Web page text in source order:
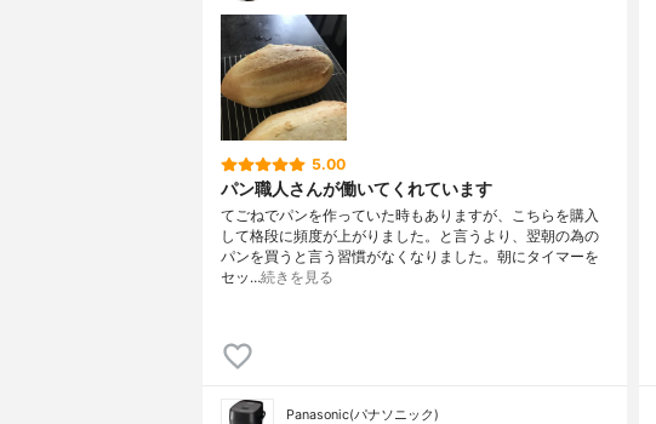
5.00
パン職人さんが働いてくれています
てごねでパンを作っていた時もありますが、こちらを購入
して格段に頻度が上がりました。と言うより、翌朝の為の
パンを買うと言う習慣がなくなりました。朝にタイマーを
セッ…続きを見る
Panasonic(パナソニック)